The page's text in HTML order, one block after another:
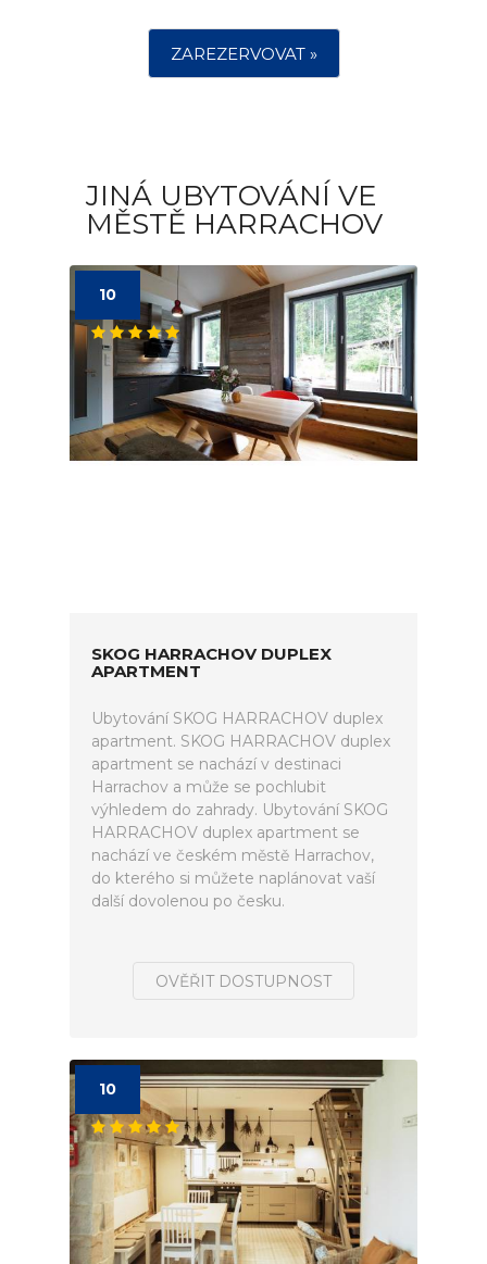
ZAREZERVOVAT »
JINÁ UBYTOVÁNÍ VE
MĚSTĚ HARRACHOV
10
SKOG HARRACHOV DUPLEX
APARTMENT
Ubytování SKOG HARRACHOV duplex
apartment. SKOG HARRACHOV duplex
apartment se nachází v destinaci
Harrachov a může se pochlubit
výhledem do zahrady. Ubytování SKOG
HARRACHOV duplex apartment se
nachází ve českém městě Harrachov,
do kterého si můžete naplánovat vaší
další dovolenou po česku.
OVĚŘIT DOSTUPNOST
10